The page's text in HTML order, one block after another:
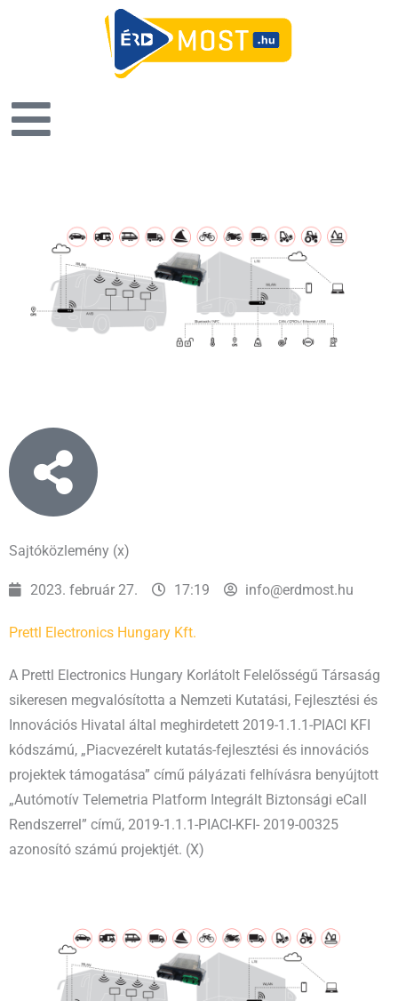
Sajtóközlemény (x)
2023. február 27. 17:19 info@erdmost.hu
Prettl Electronics Hungary Kft.
A Prettl Electronics Hungary Korlátolt Felelősségű Társaság
sikeresen megvalósította a Nemzeti Kutatási, Fejlesztési és
Innovációs Hivatal által meghirdetett 2019-1.1.1-PIACI KFI
kódszámú, „Piacvezérelt kutatás-fejlesztési és innovációs
projektek támogatása” című pályázati felhívásra benyújtott
„Autómotív Telemetria Platform Integrált Biztonsági eCall
Rendszerrel” című, 2019-1.1.1-PIACI-KFI- 2019-00325
azonosító számú projektjét. (X)